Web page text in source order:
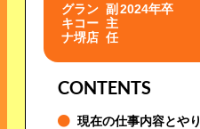
グラン
キコー
ナ堺店
副
主
任
2024年卒
CONTENTS
現在の仕事内容とや